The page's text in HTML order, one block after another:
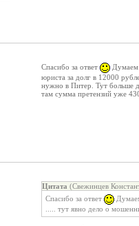
Спасибо за ответ
Думаем
юриста за долг в 12000
нужно в Питер. Тут больше
там сумма претензий уже
Цитата (Свежинцев
Спасибо за ответ
..... тут явно дело о